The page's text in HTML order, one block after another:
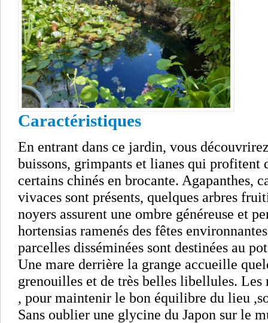
Caractéristiques
En entrant dans ce jardin, vous
buissons, grimpants et lianes qui profitent
certains chinés en brocante. Agapanthes,
vivaces sont présents, quelques arbres
noyers assurent une ombre généreuse et
hortensias ramenés des fêtes
parcelles disséminées sont destinées au
Une mare derrière la grange accueille
grenouilles et de très belles libellules. Les
, pour maintenir le bon équilibre du lieu
Sans oublier une glycine du Japon sur le